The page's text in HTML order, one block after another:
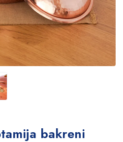
bakreni